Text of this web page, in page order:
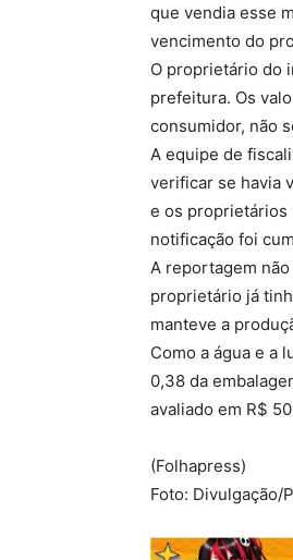
que vendia esse
vencimento do
O proprietário do
prefeitura. Os
consumidor, não
A equipe de
verificar se havia
e os proprietários
notificação foi
A reportagem
proprietário já
manteve a
Como a água e a
0,38 da
avaliado em R$
(Folhapress)
Foto: Divulgação/